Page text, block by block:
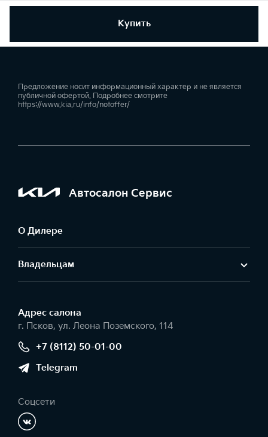
Купить
Предложение носит информационный характер и не является
публичной офертой. Подробнее смотрите
https://www.kia.ru/info/notoffer/
Автосалон Сервис
О Дилере
Владельцам
Адрес салонa
г. Псков, ул. Леона Поземского, 114
+7 (8112) 50-01-00
Telegram
Соцсети